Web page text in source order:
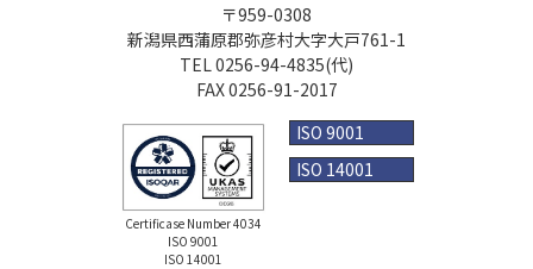
〒959-0308
新潟県西蒲原郡弥彦村大字大戸761-1
TEL 0256-94-4835(代)
FAX 0256-91-2017
Certificase Number 4034
ISO 9001
ISO 14001
ISO 9001
ISO 14001